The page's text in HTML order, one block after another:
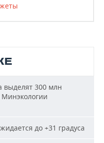
выделят 300 млн
до +31 градуса